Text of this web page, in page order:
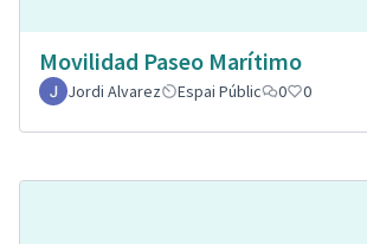
Movilidad Paseo Marítimo
Jordi Alvarez
Espai Públic 0 0